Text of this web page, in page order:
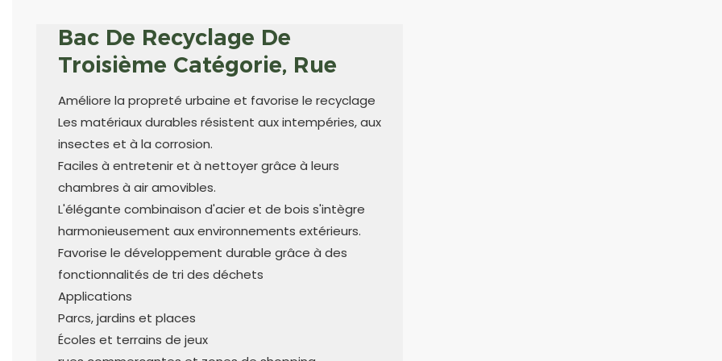
Bac De Recyclage De
Troisième Catégorie, Rue
Améliore la propreté urbaine et favorise le recyclage
Les matériaux durables résistent aux intempéries, aux
insectes et à la corrosion.
Faciles à entretenir et à nettoyer grâce à leurs
chambres à air amovibles.
L'élégante combinaison d'acier et de bois s'intègre
harmonieusement aux environnements extérieurs.
Favorise le développement durable grâce à des
fonctionnalités de tri des déchets
Applications
Parcs, jardins et places
Écoles et terrains de jeux